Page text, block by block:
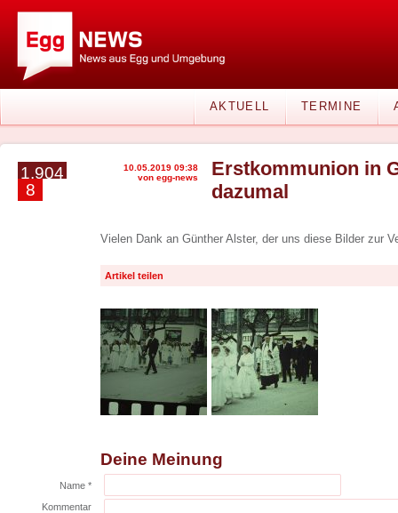
AKTUELL TERMINE
1.904
8
10.05.2019 09:38
von egg-news
Erstkommunion in
dazumal
Vielen Dank an Günther Alster, der uns diese Bilder zur
Artikel teilen
Deine Meinung
Name *
Kommentar